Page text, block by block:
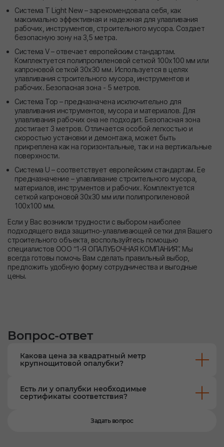
Система Т Light New – зарекомендовала себя, как
максимально эффективная и надежная для улавливания
рабочих, инструментов, строительного мусора. Создает
безопасную зону на 3,5 метра.
Система V – отвечает европейским стандартам.
Комплектуется полипропиленовой сеткой 100х100 мм или
капроновой сеткой 30х30 мм. Используется в целях
улавливания строительного мусора, инструментов и
рабочих. Безопасная зона - 5 метров.
Система Тор – предназначена исключительно для
улавливания инструментов, мусора и материалов. Для
улавливания рабочих она не подходит. Безопасная зона
достигает 3 метров. Отличается особой легкостью и
скоростью установки и демонтажа, может быть
прикреплена как на горизонтальные, так и на вертикальные
поверхности.
Система U – соответствует европейским стандартам. Ее
предназначение – улавливание строительного мусора,
материалов, инструментов и рабочих. Комплектуется
сеткой капроновой 30х30 мм или полипропиленовой
100х100 мм.
Если у Вас возникли трудности с выбором наиболее
подходящего вида защитно-улавливающей сетки для Вашего
строительного объекта, воспользуйтесь помощью
специалистов ООО “1-Я ОПАЛУБОЧНАЯ КОМПАНИЯ”. Мы
всегда готовы помочь Вам сделать правильный выбор,
предложить удобную форму сотрудничества и выгодные
цены.
Вопрос-ответ
Какова цена за квадратный метр
крупнощитовой опалубки?
Есть ли у опалубки необходимые
сертификаты соответствия?
Задать вопрос